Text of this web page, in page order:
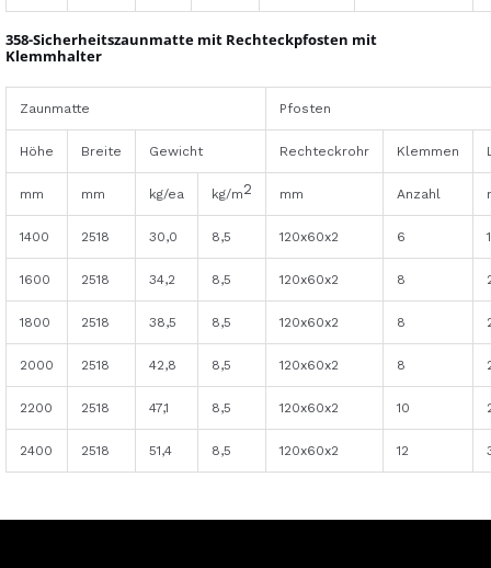
358-Sicherheitszaunmatte mit Rechteckpfosten mit
Klemmhalter
Zaunmatte Pfosten
Höhe Breite Gewicht Rechteckrohr Klemmen
mm mm kg/ea kg/m2 mm Anzahl
1400 2518 30,0 8,5 120x60x2 6
1600 2518 34,2 8,5 120x60x2 8
1800 2518 38,5 8,5 120x60x2 8
2000 2518 42,8 8,5 120x60x2 8
2200 2518 47,1 8,5 120x60x2 10
2400 2518 51,4 8,5 120x60x2 12